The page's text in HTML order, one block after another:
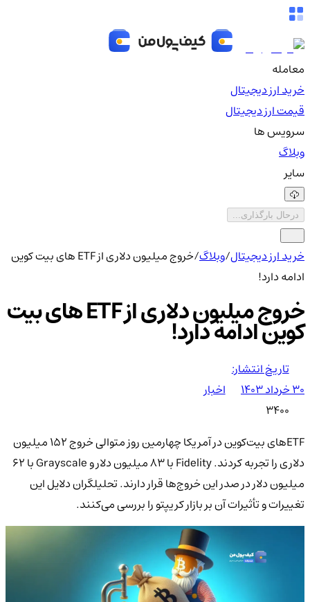
معامله
خرید ارز دیجیتال
قیمت ارز دیجیتال
سرویس ها
وبلاگ
سایر
درحال بارگذاری...
خرید ارز دیجیتال/وبلاگ/
خروج میلیون دلاری از ETF های بیت کوین
ادامه دارد!
خروج میلیون دلاری از ETF های بیت
کوین ادامه دارد!
تاریخ انتشار:
۳۰ خرداد ۱۴۰۳
اخبار
3400
ETF‌های بیت‌کوین در آمریکا چهارمین روز متوالی خروج 152 میلیون
دلاری را تجربه کردند. Fidelity با 83 میلیون دلار و Grayscale با 62
میلیون دلار در صدر این خروج‌ها قرار دارند. تحلیلگران دلایل این
تغییرات و تأثیرات آن بر بازار کریپتو را بررسی می‌کنند.